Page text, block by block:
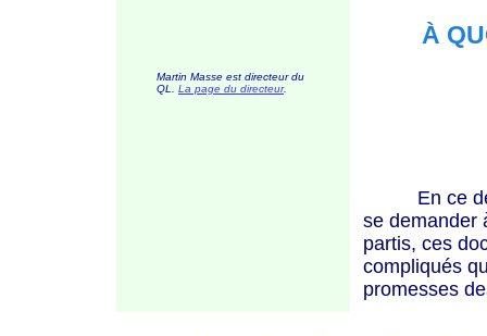
Martin Masse est directeur du
QL. L a page du directeur.
À
En ce
se demander
partis, ces
compliqués
promesses